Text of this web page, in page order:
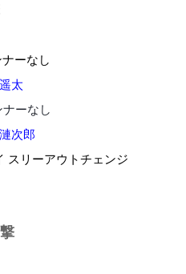
ーなし
太
ーなし
次郎
スリーアウトチェンジ